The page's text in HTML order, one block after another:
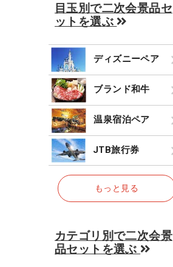
目玉別で二次会景品セ
ットを選ぶ
ディズニーペア
ブランド和牛
温泉宿泊ペア
JTB旅行券
もっと見る
カテゴリ別で二次会景
品セットを選ぶ